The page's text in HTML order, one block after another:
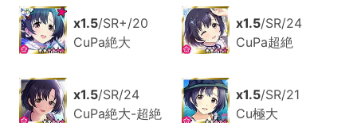
x1.5/SR+/20
CuPa絶大
x1.5/SR/24
CuPa超絶
x1.5/SR/24
CuPa絶大-超絶
x1.5/SR/21
Cu極大